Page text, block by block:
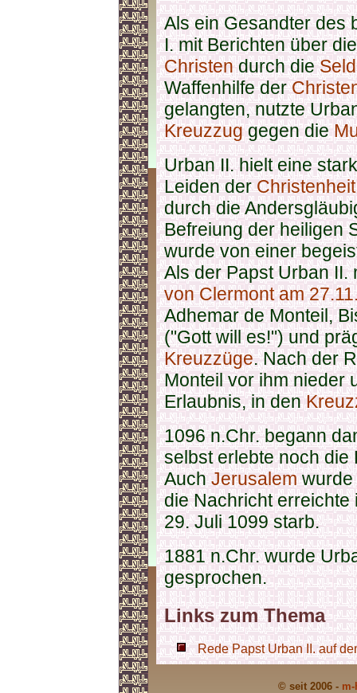
Als ein Gesandter des
I. mit Berichten über
Christendurch die
Waffenhilfe der
gelangten, nutzte
Kreuzzuggegen die
Urban II. hielt eine
Leiden derChristenheit
durch die
Befreiung der heiligen
wurde von einer
Als der Papst Urban
von Clermont am
Adhemar de Monteil,
("Gott will es!") und
Kreuzzüge. Nach der
Monteil vor ihm nieder
Erlaubnis, in den
1096 n.Chr. begann
selbst erlebte noch die
AuchJerusalemwurde
die Nachricht erreichte
29. Juli 1099 starb.
1881 n.Chr. wurde
gesprochen.
Links zum Thema
Rede Papst Urban II. auf
© seit 2006 -